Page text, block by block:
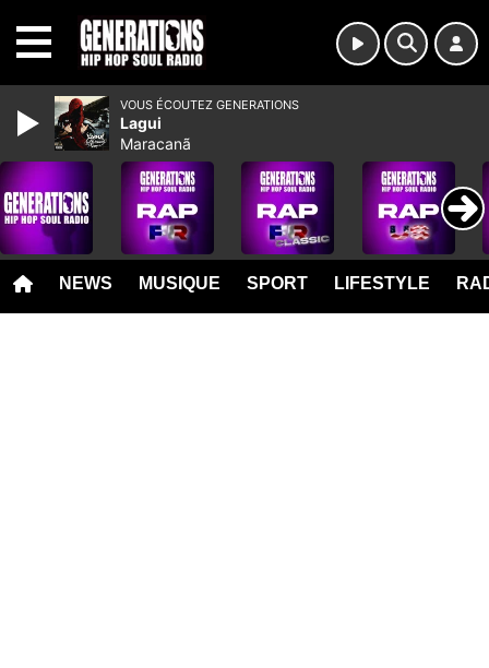
NEWS MUSIQUE SPORT LIFESTYLE
VOUS ÉCOUTEZ GENERATIONS
Lagui
Maracanã